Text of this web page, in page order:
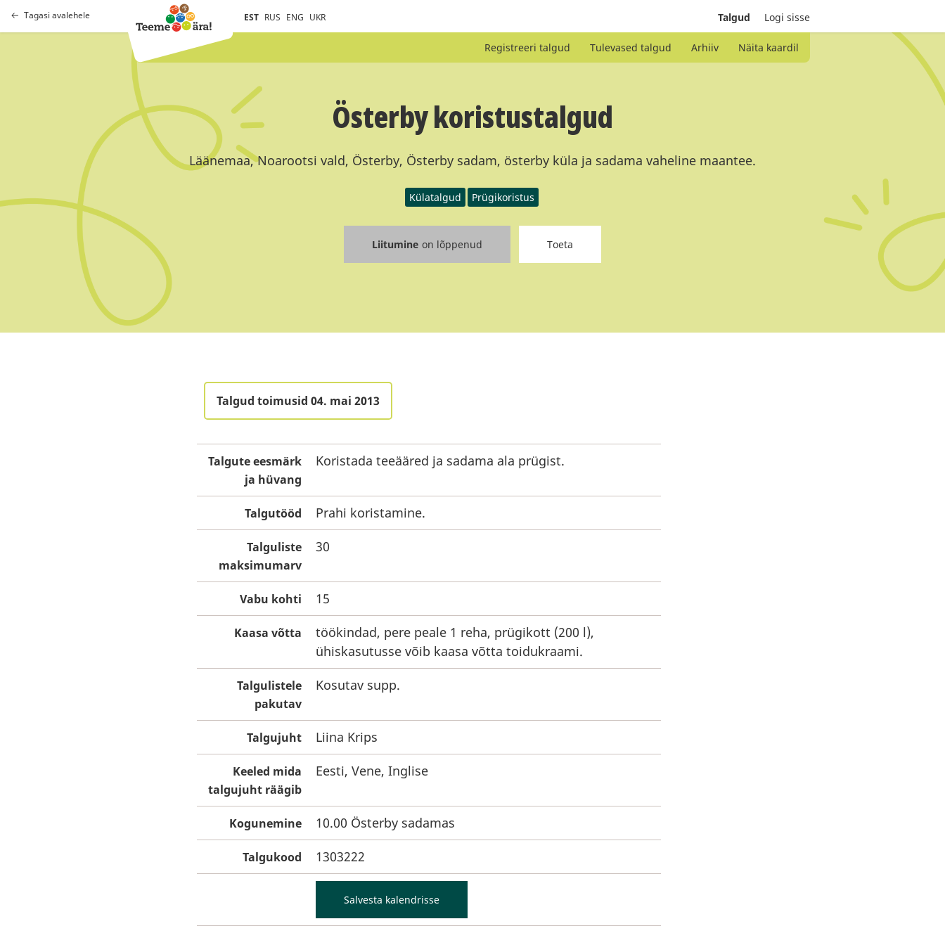
Tagasi avalehele EST RUS ENG UKR Talgud Logi sisse
Registreeri talgud Tulevased talgud Arhiiv Näita kaardil
Österby koristustalgud
Läänemaa, Noarootsi vald, Österby, Österby sadam, österby küla ja sadama vaheline maantee.
Külatalgud Prügikoristus
Liitumine on lõppenud Toeta
Talgud toimusid 04. mai 2013
Talgute eesmärk
ja hüvang
Koristada teeääred ja sadama ala prügist.
Talgutööd Prahi koristamine.
Talguliste
maksimumarv
30
Vabu kohti 15
Kaasa võtta
töökindad, pere peale 1 reha, prügikott (200 l),
ühiskasutusse võib kaasa võtta toidukraami.
Talgulistele
pakutav
Kosutav supp.
Talgujuht Liina Krips
Keeled mida
talgujuht räägib
Eesti, Vene, Inglise
Kogunemine 10.00 Österby sadamas
Talgukood 1303222
Salvesta kalendrisse